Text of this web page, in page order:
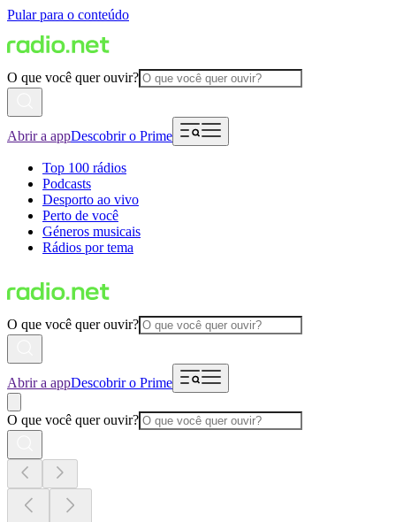
Pular para o conteúdo
O que você quer ouvir?
Abrir a appDescobrir o Prime
Top 100 rádios
Podcasts
Desporto ao vivo
Perto de você
Géneros musicais
Rádios por tema
O que você quer ouvir?
Abrir a appDescobrir o Prime
O que você quer ouvir?